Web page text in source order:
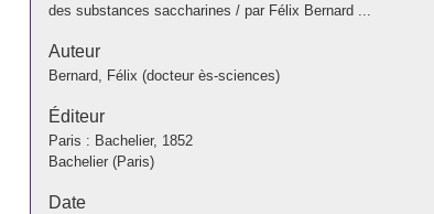
des substances saccharines / par Félix Bernard ...
Auteur
Bernard, Félix (docteur ès-sciences)
Éditeur
Paris : Bachelier, 1852
Bachelier (Paris)
Date